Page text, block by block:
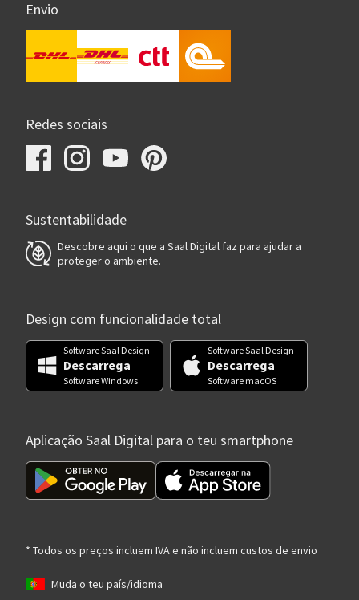
Envio
Redes sociais
Sustentabilidade
Descobre aqui o que a Saal Digital faz para ajudar a
proteger o ambiente.
Design com funcionalidade total
Software Saal Design
Descarrega
Software Windows
Software Saal Design
Descarrega
Software macOS
Aplicação Saal Digital para o teu smartphone
* Todos os preços incluem IVA e não incluem custos de envio
Muda o teu país/idioma